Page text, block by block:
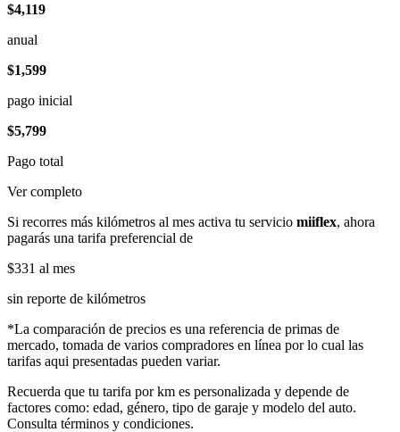
$4,119
anual
$1,599
pago inicial
$5,799
Pago total
Ver completo
Si recorres más kilómetros al mes activa tu servicio miiflex, ahora
pagarás una tarifa preferencial de
$331 al mes
sin reporte de kilómetros
*La comparación de precios es una referencia de primas de
mercado, tomada de varios compradores en línea por lo cual las
tarifas aqui presentadas pueden variar.
Recuerda que tu tarifa por km es personalizada y depende de
factores como: edad, género, tipo de garaje y modelo del auto.
Consulta términos y condiciones.